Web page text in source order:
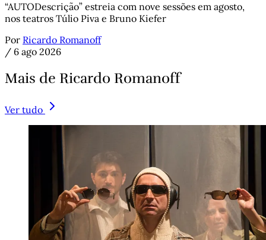
“AUTODescrição” estreia com nove sessões em agosto,
nos teatros Túlio Piva e Bruno Kiefer
Por Ricardo Romanoff
/ 6 ago 2026
Mais de Ricardo Romanoff
Ver tudo